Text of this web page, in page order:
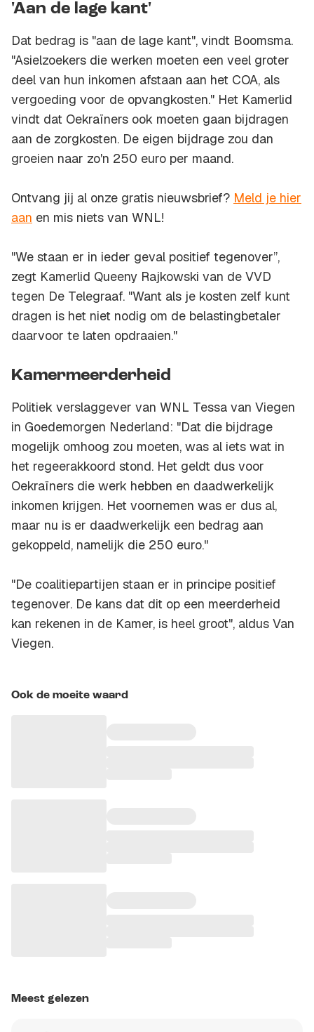
'Aan de lage kant'
Dat bedrag is "aan de lage kant", vindt Boomsma.
"Asielzoekers die werken moeten een veel groter
deel van hun inkomen afstaan aan het COA, als
vergoeding voor de opvangkosten." Het Kamerlid
vindt dat Oekraïners ook moeten gaan bijdragen
aan de zorgkosten. De eigen bijdrage zou dan
groeien naar zo'n 250 euro per maand.
Ontvang jij al onze gratis nieuwsbrief? Meld je hier
aan en mis niets van WNL!
"We staan er in ieder geval positief tegenover”,
zegt Kamerlid Queeny Rajkowski van de VVD
tegen De Telegraaf. "Want als je kosten zelf kunt
dragen is het niet nodig om de belastingbetaler
daarvoor te laten opdraaien."
Kamermeerderheid
Politiek verslaggever van WNL Tessa van Viegen
in Goedemorgen Nederland: "Dat die bijdrage
mogelijk omhoog zou moeten, was al iets wat in
het regeerakkoord stond. Het geldt dus voor
Oekraïners die werk hebben en daadwerkelijk
inkomen krijgen. Het voornemen was er dus al,
maar nu is er daadwerkelijk een bedrag aan
gekoppeld, namelijk die 250 euro."
"De coalitiepartijen staan er in principe positief
tegenover. De kans dat dit op een meerderheid
kan rekenen in de Kamer, is heel groot", aldus Van
Viegen.
Ook de moeite waard
Meest gelezen